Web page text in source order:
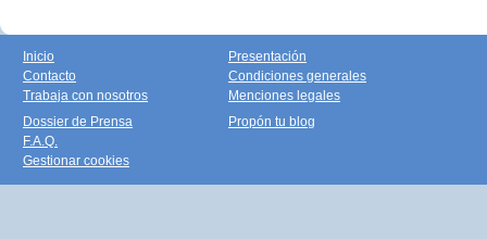
Inicio
Contacto
Trabaja con nosotros
Presentación
Condiciones generales
Menciones legales
Dossier de Prensa
F.A.Q.
Gestionar cookies
Propón tu blog